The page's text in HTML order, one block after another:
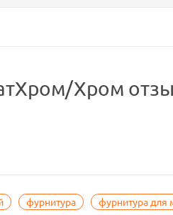
Хром
фурнитура фурнитура